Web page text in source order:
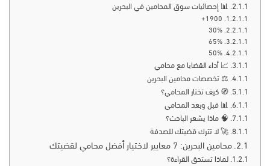
📊 إحصائيات سوق المحامين في البحرين
1900+
30%
65%
50%
📈 أداء القضايا مع محامي
⚖️ تخصصات محامين البحرين
🧭 كيف تختار المحامي؟
📊 قبل وبعد المحامي
🧠 ماذا يشعر الباحث؟
🚀 لا تترك قضيتك للصدفة
محامين البحرين: 7 معايير لاختيار أفضل محامي لقضيتك
لماذا تستحق القراءة؟